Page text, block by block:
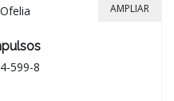
599-8
AMPLIAR